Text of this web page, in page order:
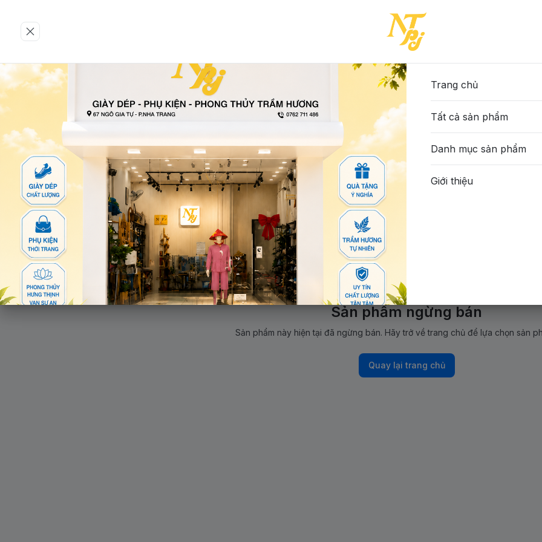
Sản phẩm ngừng bán
Sản phẩm này hiện tại đã ngừng bán. Hãy trở về trang chủ để lựa chọn sản
Quay lại trang chủ
Trang chủ
Tất cả sản phẩm
Danh mục sản phẩm
Giới thiệu